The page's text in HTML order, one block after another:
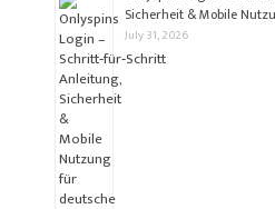
Sicherheit & Mobile
July 31, 2026